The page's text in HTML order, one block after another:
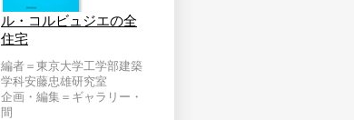
ル・コルビュジエの全
住宅
編者＝東京大学工学部建築
学科安藤忠雄研究室
企画・編集＝ギャラリー・
間